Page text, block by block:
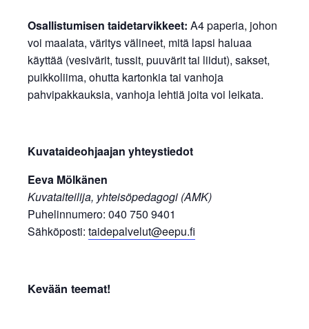
Osallistumisen taidetarvikkeet: A4 paperia, johon
voi maalata, väritys välineet, mitä lapsi haluaa
käyttää (vesivärit, tussit, puuvärit tai liidut), sakset,
puikkoliima, ohutta kartonkia tai vanhoja
pahvipakkauksia, vanhoja lehtiä joita voi leikata.
Kuvataideohjaajan yhteystiedot
Eeva Mölkänen
Kuvataiteilija, yhteisöpedagogi (AMK)
Puhelinnumero: 040 750 9401
Sähköposti: taidepalvelut@eepu.fi
Kevään teemat!